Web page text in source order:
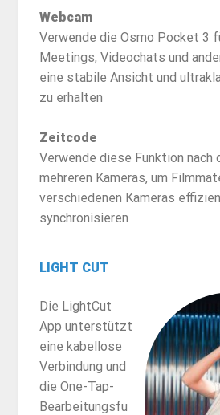
Webcam
Verwende die Osmo Pocket 3
Meetings, Videochats und
eine stabile Ansicht und
zu erhalten
Zeitcode
Verwende diese Funktion nach
mehreren Kameras, um
verschiedenen Kameras
synchronisieren
LIGHT CUT
Die LightCut
App unterstützt
eine kabellose
Verbindung und
die One-Tap-
Bearbeitungsfu